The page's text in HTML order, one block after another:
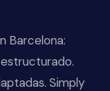
Barcelona:
Simply